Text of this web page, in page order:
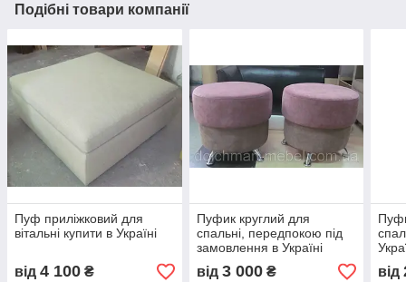
Подібні товари компанії
Пуф приліжковий для
вітальні купити в Україні
від 4 100 ₴
Пуфик круглий для
спальні, передпокою під
замовлення в Україні
від 3 000₴ від